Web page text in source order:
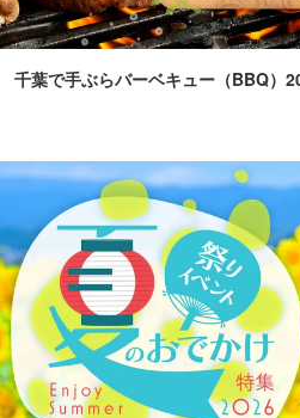
千葉で手ぶらバーベキュー（BBQ）